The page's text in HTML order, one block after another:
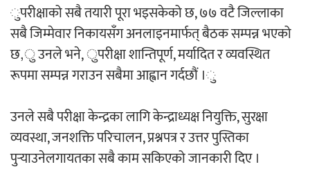
‘दुर्गा’ निर्माण गर्दै सम्राट
चलचित्र ‘माया भनेकै यस्तो होला’को शीर्ष गीत
ुपरीक्षाको सबै तयारी पूरा भइसकेको छ, ७७ वटै जिल्लाका
सबै जिम्मेवार निकायसँग अनलाइनमार्फत् बैठक सम्पन्न भएको
छ,ु उनले भने, ुपरीक्षा शान्तिपूर्ण, मर्यादित र व्यवस्थित
रूपमा सम्पन्न गराउन सबैमा आह्वान गर्दछौं ।ु
उनले सबै परीक्षा केन्द्रका लागि केन्द्राध्यक्ष नियुक्ति, सुरक्षा
व्यवस्था, जनशक्ति परिचालन, प्रश्नपत्र र उत्तर पुस्तिका
पुर्‍याउनेलगायतका सबै काम सकिएको जानकारी दिए ।